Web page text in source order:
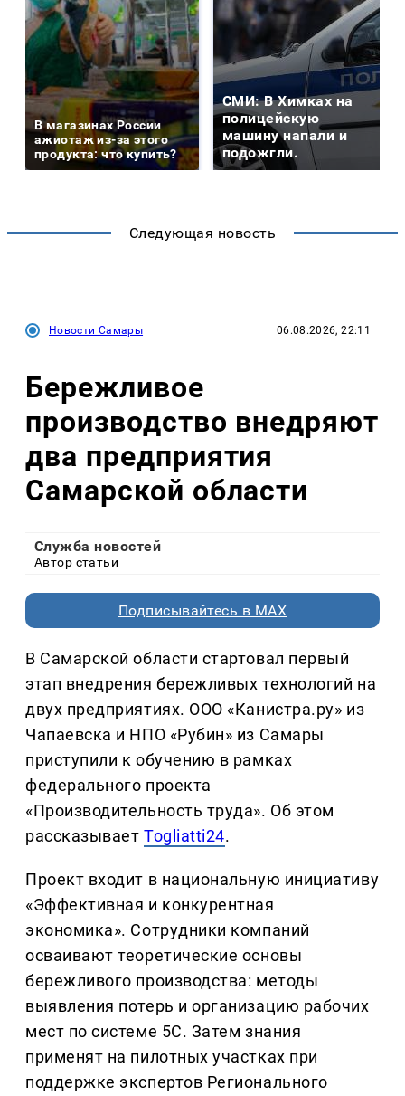
В магазинах России
ажиотаж из-за этого
продукта: что купить?
СМИ: В Химках на
полицейскую
машину напали и
подожгли.
Следующая новость
Новости Самары 06.08.2026, 22:11
Бережливое
производство внедряют
два предприятия
Самарской области
Служба новостей
Автор статьи
Подписывайтесь в MAX
В Самарской области стартовал первый
этап внедрения бережливых технологий на
двух предприятиях. ООО «Канистра.ру» из
Чапаевска и НПО «Рубин» из Самары
приступили к обучению в рамках
федерального проекта
«Производительность труда». Об этом
рассказываетTogliatti24.
Проект входит в национальную инициативу
«Эффективная и конкурентная
экономика». Сотрудники компаний
осваивают теоретические основы
бережливого производства: методы
выявления потерь и организацию рабочих
мест по системе 5С. Затем знания
применят на пилотных участках при
поддержке экспертов Регионального